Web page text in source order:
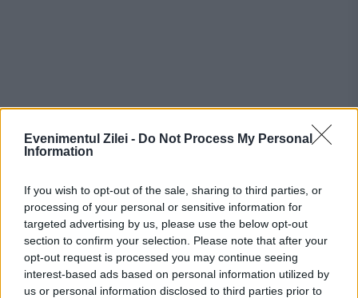
Evenimentul Zilei - Do Not Process My Personal
Information
If you wish to opt-out of the sale, sharing to third parties, or
processing of your personal or sensitive information for
targeted advertising by us, please use the below opt-out
section to confirm your selection. Please note that after your
opt-out request is processed you may continue seeing
interest-based ads based on personal information utilized by
us or personal information disclosed to third parties prior to
victimă umană, Ambrose Griffin. Pe 23
însărcinată pe nume Teresa Wallin, înainte
de a o înjunghia în mod repetat, de a-i
scoate organele și de a-i bea sângele. Patru
zile mai târziu, a ucis încă patru persoane,